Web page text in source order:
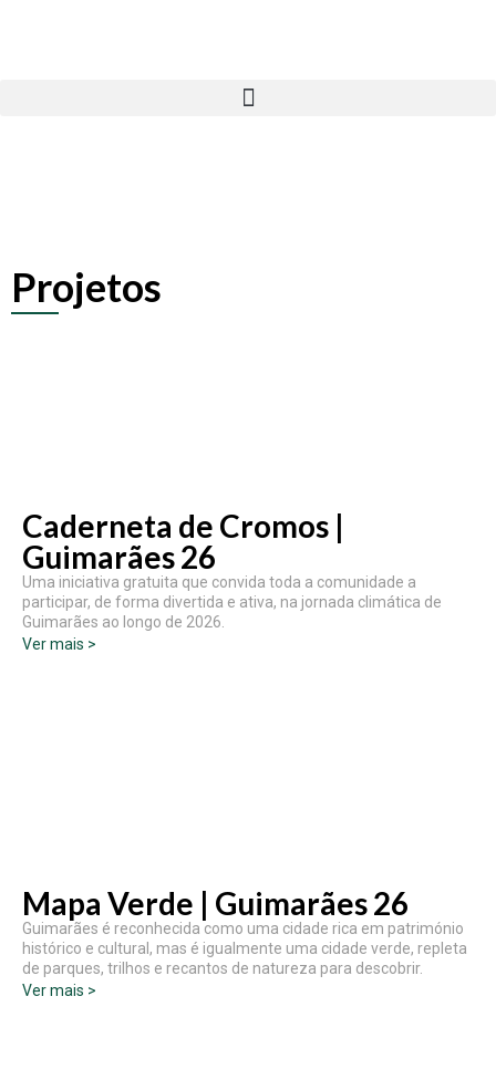
Projetos
Caderneta de Cromos |
Guimarães 26
Uma iniciativa gratuita que convida toda a comunidade a
participar, de forma divertida e ativa, na jornada climática de
Guimarães ao longo de 2026.
Ver mais >
Mapa Verde | Guimarães 26
Guimarães é reconhecida como uma cidade rica em património
histórico e cultural, mas é igualmente uma cidade verde, repleta
de parques, trilhos e recantos de natureza para descobrir.
Ver mais >